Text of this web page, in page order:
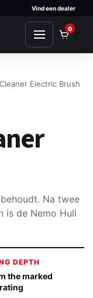
Vind een dealer
0
Electric Brush
Na twee
is de Nemo Hull
DEPTH
the marked